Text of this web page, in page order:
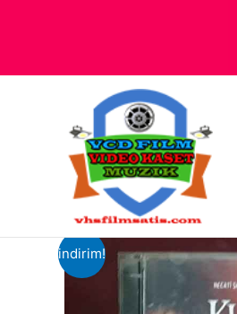
indirim!